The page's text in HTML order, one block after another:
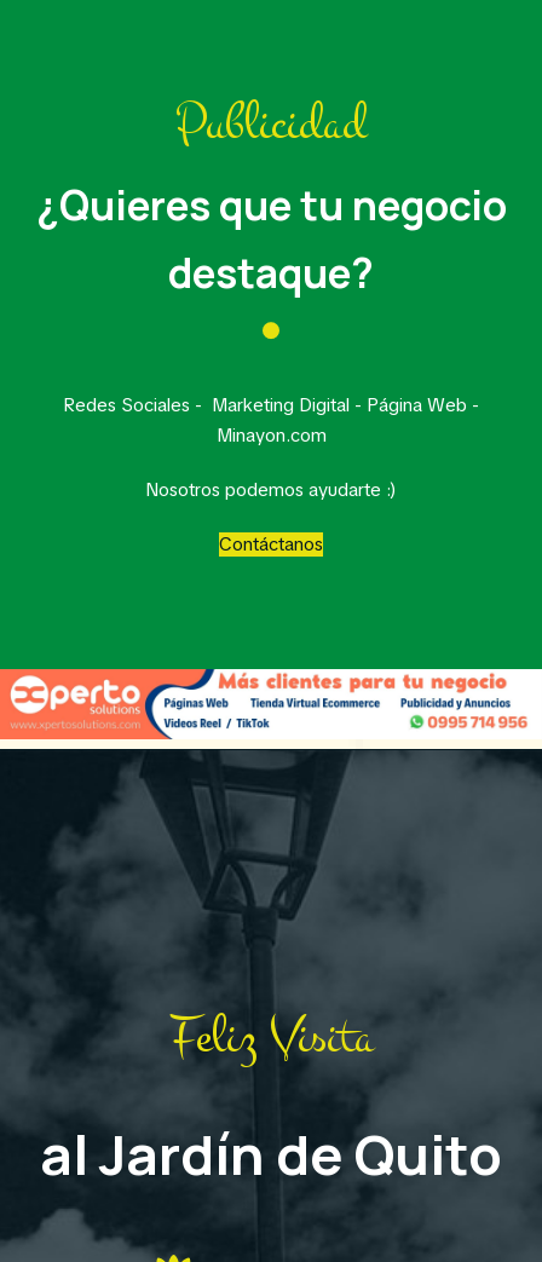
Publicidad
¿Quieres que tu negocio
destaque?
Redes Sociales - Marketing Digital - Página Web -
Minayon.com
Nosotros podemos ayudarte :)
Contáctanos
Feliz Visita
al Jardín de Quito